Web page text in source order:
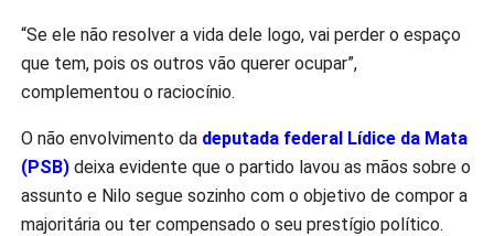
“Se ele não resolver a vida dele logo, vai perder o espaço
que tem, pois os outros vão querer ocupar”,
complementou o raciocínio.
O não envolvimento da deputada federal Lídice da Mata
(PSB)deixa evidente que o partido lavou as mãos sobre o
assunto e Nilo segue sozinho com o objetivo de compor a
majoritária ou ter compensado o seu prestígio político.